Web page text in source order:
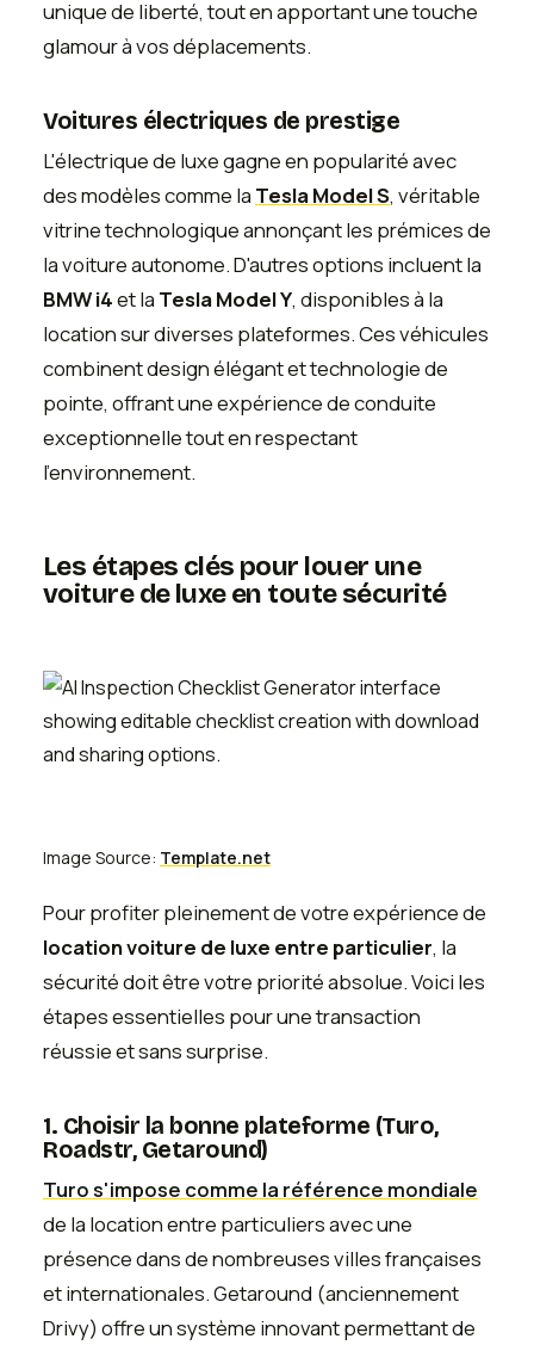
unique de liberté, tout en apportant une touche
glamour à vos déplacements.
Voitures électriques de prestige
L'électrique de luxe gagne en popularité avec
des modèles comme la Tesla Model S, véritable
vitrine technologique annonçant les prémices de
la voiture autonome. D'autres options incluent la
BMW i4et la Tesla Model Y, disponibles à la
location sur diverses plateformes. Ces véhicules
combinent design élégant et technologie de
pointe, offrant une expérience de conduite
exceptionnelle tout en respectant
l'environnement.
Les étapes clés pour louer une
voiture de luxe en toute sécurité
Image Source: Template.net
Pour profiter pleinement de votre expérience de
location voiture de luxe entre particulier, la
sécurité doit être votre priorité absolue. Voici les
étapes essentielles pour une transaction
réussie et sans surprise.
1. Choisir la bonne plateforme (Turo,
Roadstr, Getaround)
Turo s'impose comme la référence mondiale
de la location entre particuliers avec une
présence dans de nombreuses villes françaises
et internationales. Getaround (anciennement
Drivy) offre un système innovant permettant de